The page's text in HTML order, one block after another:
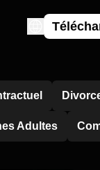
Adultes